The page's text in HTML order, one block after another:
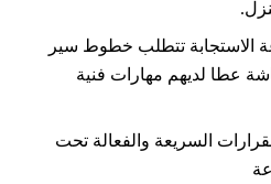
الاستجابة تتطلب خطوط سير
عطا لديهم مهارات فنية
السريعة والفعالة تحت